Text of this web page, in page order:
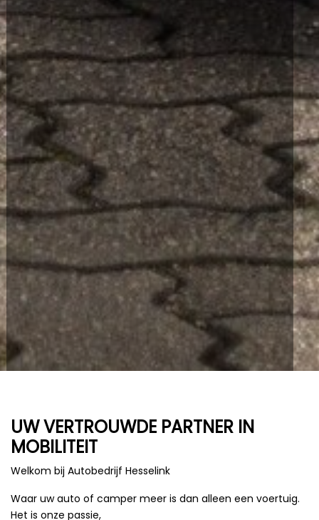
UW VERTROUWDE PARTNER IN
MOBILITEIT
Welkom bij Autobedrijf Hesselink
Waar uw auto of camper meer is dan alleen een voertuig.
Het is onze passie,